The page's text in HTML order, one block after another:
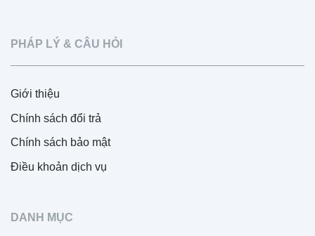
PHÁP LÝ & CÂU HỎI
Giới thiệu
Chính sách đổi trả
Chính sách bảo mật
Điều khoản dịch vụ
DANH MỤC